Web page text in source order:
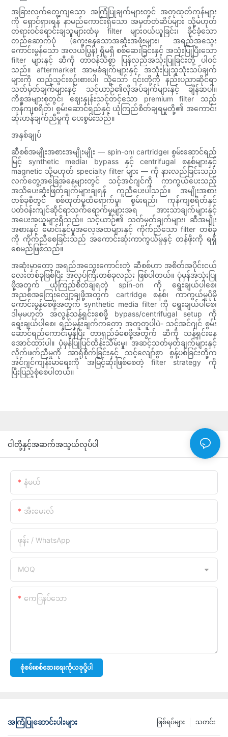
အခြားလက်တွေ့ကျသော အကြံပြုချက်များတွင် အတုထုတ်ကုန်များ
ကို ရှောင်ရှားရန် နာမည်ကောင်းရှိသော အမှတ်တံဆိပ်များ သို့မဟုတ်
တရားဝင်ရောင်းချသူများထံမှ filter များဝယ်ယူခြင်း၊ ခိုင်ခံ့သော
တည်ဆောက်ပုံ (ကွေးနေသောအဆုံးအဖုံးများ၊ အရည်အသွေး
ကောင်းမွန်သော အလယ်ပြွန်) ရှိမရှိ စစ်ဆေးခြင်းနှင့် အသုံးပြုပြီးသော
filter များနှင့် ဆီကို တာဝန်သိစွာ ပြန်လည်အသုံးပြုခြင်းတို့ ပါဝင်
သည်။ aftermarket အာမခံချက်များနှင့် အသုံးပြုသူသုံးသပ်ချက်
များကို ထည့်သွင်းစဉ်းစားပါ၊ သို့သော် ၎င်းတို့ကို နည်းပညာဆိုင်ရာ
သတ်မှတ်ချက်များနှင့် သင့်ယာဉ်၏လိုအပ်ချက်များနှင့် ချိန်ဆပါ။
ကိစ္စအများစုတွင်၊ ဈေးနှုန်းသင့်တင့်သော premium filter သည်
ကုန်ကျစရိတ်၊ စွမ်းဆောင်ရည်နှင့် ယုံကြည်စိတ်ချရမှုတို့၏ အကောင်း
ဆုံးဟန်ချက်ညီမှုကို ပေးစွမ်းသည်။
အနှစ်ချုပ်
ဆီစစ်အမျိုးအစားအမျိုးမျိုး — spin-on၊ cartridge၊ စွမ်းဆောင်ရည်
မြင့် synthetic media၊ bypass နှင့် centrifugal စနစ်များနှင့်
magnetic သို့မဟုတ် specialty filter များ — ကို နားလည်ခြင်းသည်
လက်တွေ့အခြေအနေများတွင် သင့်အင်ဂျင်ကို ကာကွယ်ပေးသည့်
အသိပေးဆုံးဖြတ်ချက်များချရန် ကူညီပေးပါသည်။ အမျိုးအစား
တစ်ခုစီတွင် စစ်ထုတ်မှုထိရောက်မှု၊ စွမ်းရည်၊ ကုန်ကျစရိတ်နှင့်
ပတ်ဝန်းကျင်ဆိုင်ရာသက်ရောက်မှုများအရ အားသာချက်များနှင့်
အပေးအယူများရှိသည်။ သင့်ယာဉ်၏ သတ်မှတ်ချက်များ၊ ဆီအမျိုး
အစားနှင့် မောင်းနှင်မှုအလေ့အထများနှင့် ကိုက်ညီသော filter တစ်ခု
ကို ကိုက်ညီစေခြင်းသည် အကောင်းဆုံးကာကွယ်မှုနှင့် တန်ဖိုးကို ရရှိ
စေမည်ဖြစ်သည်။
အဆုံးမှာတော့ အရည်အသွေးကောင်းတဲ့ ဆီစစ်ဟာ အစိတ်အပိုင်းငယ်
လေးတစ်ခုဖြစ်ပြီး အလုပ်ကြီးတစ်ခုလည်း ဖြစ်ပါတယ်။ ပုံမှန်အသုံးပြု
ဖို့အတွက် ယုံကြည်စိတ်ချရတဲ့ spin-on ကို ရွေးချယ်ပါစေ၊
အညစ်အကြေးလျှော့ချဖို့အတွက် cartridge စနစ်၊ ကာကွယ်မှုပိုမို
ကောင်းမွန်စေဖို့အတွက် synthetic media filter ကို ရွေးချယ်ပါစေ၊
ဒါမှမဟုတ် အလွန်သန့်ရှင်းစေဖို့ bypass/centrifugal setup ကို
ရွေးချယ်ပါစေ၊ ရည်မှန်းချက်ကတော့ အတူတူပါပဲ- သင့်အင်ဂျင် စွမ်း
ဆောင်ရည်ကောင်းမွန်ပြီး တာရှည်ခံစေဖို့အတွက် ဆီကို သန့်ရှင်းနေ
အောင်ထားပါ။ ပုံမှန်ပြုပြင်ထိန်းသိမ်းမှု၊ အဆင့်သတ်မှတ်ချက်များနှင့်
လိုက်ဖက်ညီမှုကို အာရုံစိုက်ခြင်းနှင့် သင့်လျော်စွာ စွန့်ပစ်ခြင်းတို့က
အင်ဂျင်ကျန်းမာရေးကို အမြင့်ဆုံးဖြစ်စေတဲ့ filter strategy ကို
ပြီးပြည့်စုံစေပါတယ်။
ငါတို့နှင့်အဆက်အသွယ်လုပ်ပါ
နံမယ်
အီးမေးလ်
ဖုန်း / WhatsApp
MOQ
ကေြနပ်သော
စုံစမ်းစစ်ဆေးရေးကိုယခုပို့ပါ
အကြံပြုဆောင်းပါးများ သတင်း
ဖြစ်ရပ်များ